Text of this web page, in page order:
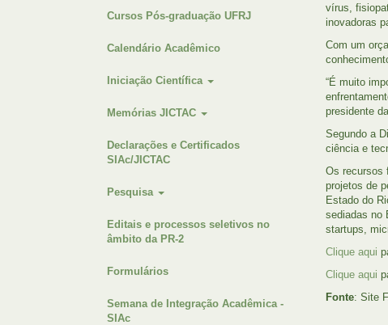
Cursos Pós-graduação UFRJ
Calendário Acadêmico
Iniciação Científica
Memórias JICTAC
Declarações e Certificados
SIAc/JICTAC
Pesquisa
Editais e processos seletivos no
âmbito da PR-2
Formulários
Semana de Integração Acadêmica -
SIAc
vírus,
inovadoras
Com um
“É muito
presidente
Segundo a
ciência e
Os recursos
projetos de
Estado do
sediadas no
startups,
Clique aqui
Clique aqui
Fonte: Site